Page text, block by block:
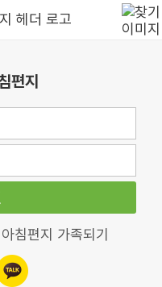
편지
아침편지 가족되기